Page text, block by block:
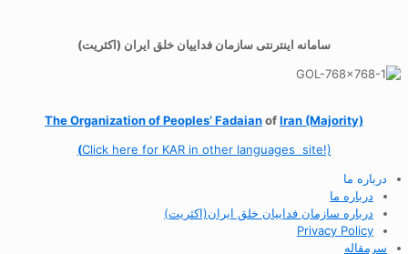
سامانه اینترنتی سازمان فداییان خلق ایران (اکثریت)
The Organization ofPeoples’ FadaianofIran (Majority)
(Click here for KAR in other languages site!)
درباره ما
درباره ما
درباره سازمان فداییان خلق ایران(اکثریت)
Privacy Policy
سرمقاله